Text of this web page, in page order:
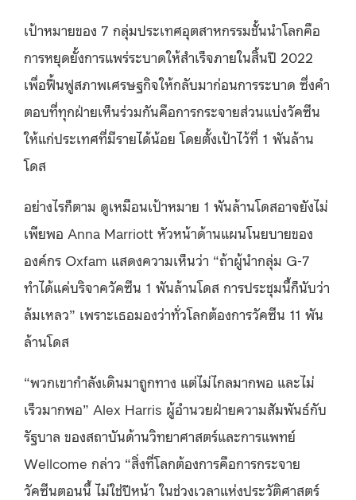
เป้าหมายของ 7 กลุ่มประเทศอุตสาหกรรมชั้นนำโลกคือ
การหยุดยั้งการแพร่ระบาดให้สำเร็จภายในสิ้นปี 2022
เพื่อฟื้นฟูสภาพเศรษฐกิจให้กลับมาก่อนการระบาด ซึ่งคำ
ตอบที่ทุกฝ่ายเห็นร่วมกันคือการกระจายส่วนแบ่งวัคซีน
ให้แก่ประเทศที่มีรายได้น้อย โดยตั้งเป้าไว้ที่ 1 พันล้าน
โดส
อย่างไรก็ตาม ดูเหมือนเป้าหมาย 1 พันล้านโดสอาจยังไม่
เพียพอ Anna Marriott หัวหน้าด้านแผนโนยบายของ
องค์กร Oxfam แสดงความเห็นว่า “ถ้าผู้นำกลุ่ม G-7
ทำได้แค่บริจาควัคซีน 1 พันล้านโดส การประชุมนี้ก็นับว่า
ล้มเหลว” เพราะเธอมองว่าทั่วโลกต้องการวัคซีน 11 พัน
ล้านโดส
“พวกเขากำลังเดินมาถูกทาง แต่ไม่ไกลมากพอ และไม่
เร็วมากพอ” Alex Harris ผู้อำนวยฝ่ายความสัมพันธ์กับ
รัฐบาล ของสถาบันด้านวิทยาศาสตร์และการแพทย์
Wellcome กล่าว “สิ่งที่โลกต้องการคือการกระจาย
วัคซีนตอนนี้ ไม่ใช่ปีหน้า ในช่วงเวลาแห่งประวัติศาสตร์